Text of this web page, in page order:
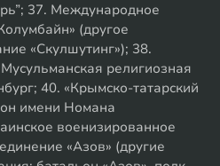
37. Международное
(другое
«Скулшутинг»); 38.
религиозная
40. «Крымско-татарский
имени Номана
военизированное
«Азов» (другие